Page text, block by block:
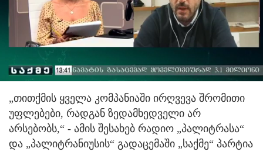
„თითქმის ყველა კომპანიაში ირღვევა შრომითი
უფლებები, რადგან ზედამხედველი არ
არსებობს,“ - ამის შესახებ რადიო „პალიტრასა“
და „პალიტრანიუსის“ გადაცემაში „საქმე“ პარტია